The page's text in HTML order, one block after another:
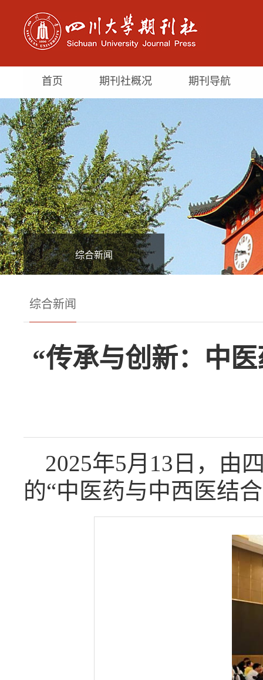
首页 期刊社概况 期刊导航
综合新闻
综合新闻
“传承与创新：中
2025年5月 13 日，由
的“中医药与中西医结